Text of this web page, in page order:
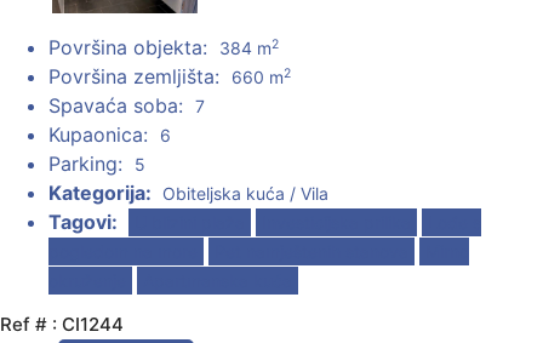
Površina objekta: 384 m2
Površina zemljišta: 660 m2
Spavaća soba: 7
Kupaonica: 6
Parking: 5
Kategorija: Obiteljska kuća / Vila
Tagovi:
Ref # : CI1244